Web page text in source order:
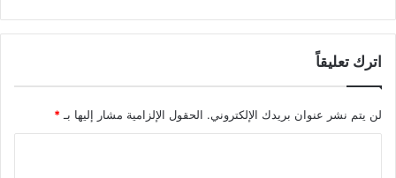
اترك تعليقاً
لن يتم نشر عنوان بريدك الإلكتروني. الحقول الإلزامية مشار إليها بـ *